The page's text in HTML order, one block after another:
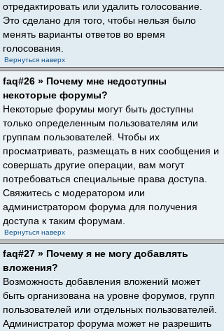
отредактировать или удалить голосование.
Это сделано для того, чтобы нельзя было
менять варианты ответов во время
голосования.
Вернуться наверх
faq#26 » Почему мне недоступны
некоторые форумы?
Некоторые форумы могут быть доступны
только определенным пользователям или
группам пользователей. Чтобы их
просматривать, размещать в них сообщения и
совершать другие операции, вам могут
потребоваться специальные права доступа.
Свяжитесь с модератором или
администратором форума для получения
доступа к таким форумам.
Вернуться наверх
faq#27 » Почему я не могу добавлять
вложения?
Возможность добавления вложений может
быть организована на уровне форумов, групп
пользователей или отдельных пользователей.
Администратор форума может не разрешить